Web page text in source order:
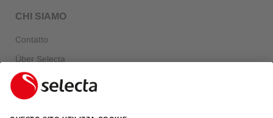
CHI SIAMO
Contatto
Über Selecta
FAQ
Login